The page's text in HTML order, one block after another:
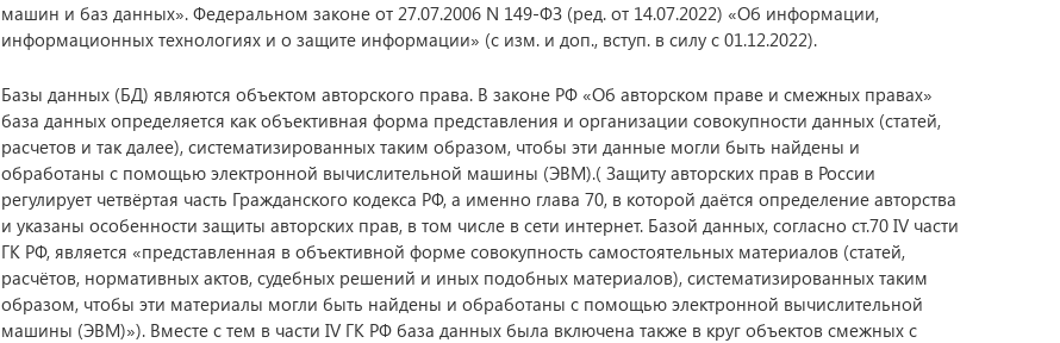
машин и баз данных». Федеральном законе от 27.07.2006 N 149-ФЗ (ред. от 14.07.2022) «Об информации,
информационных технологиях и о защите информации» (с изм. и доп., вступ. в силу с 01.12.2022).
Базы данных (БД) являются объектом авторского права. В законе РФ «Об авторском праве и смежных правах»
база данных определяется как объективная форма представления и организации совокупности данных (статей,
расчетов и так далее), систематизированных таким образом, чтобы эти данные могли быть найдены и
обработаны с помощью электронной вычислительной машины (ЭВМ).( Защиту авторских прав в России
регулирует четвёртая часть Гражданского кодекса РФ, а именно глава 70, в которой даётся определение авторства
и указаны особенности защиты авторских прав, в том числе в сети интернет. Базой данных, согласно ст.70 IV части
ГК РФ, является «представленная в объективной форме совокупность самостоятельных материалов (статей,
расчётов, нормативных актов, судебных решений и иных подобных материалов), систематизированных таким
образом, чтобы эти материалы могли быть найдены и обработаны с помощью электронной вычислительной
машины (ЭВМ)»). Вместе с тем в части IV ГК РФ база данных была включена также в круг объектов смежных с